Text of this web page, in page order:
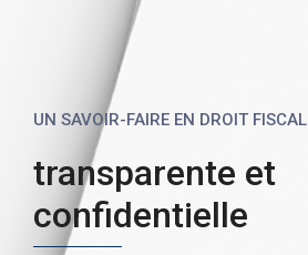
UN SAVOIR-FAIRE EN DROIT FISCAL
transparente et
confidentielle